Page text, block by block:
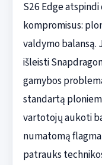
S26 Edge
kompromisus:
valdymo balansą.
išleisti
gamybos
standartą
vartotojų aukoti
numatomą
patrauks